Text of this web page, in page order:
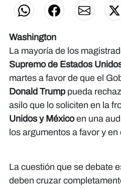
Washington
La mayoría de los
Supremo de Estados
martes a favor de que el
Donald Trumppueda
asilo que lo soliciten en la
Unidos y Méxicoen una
los argumentos a favor y en
La cuestión que se debate
deben cruzar